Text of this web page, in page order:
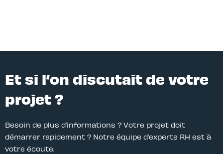
Et si l’on discutait de votre
projet ?
Besoin de plus d’informations ? Votre projet doit
démarrer rapidement ? Notre équipe d’experts RH est à
votre écoute.